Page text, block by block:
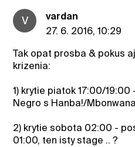
V
vardan
27. 6. 2016, 10:29
Tak opat prosba & pokus
krizenia:
1) krytie piatok 17:00/
Negro s Hanba!/
2) krytie sobota 02:00 -
01:00, ten isty stage .. ?